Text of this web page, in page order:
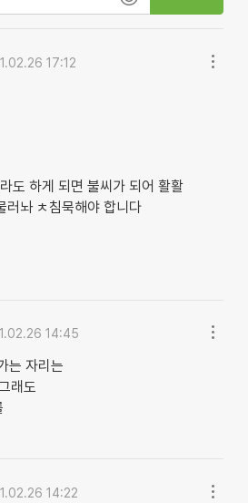
17:12
도 하게 되면 불씨가 되어 활활
러놔 ㅊ침묵해야 합니다
14:45
는 자리는
래도
14:22